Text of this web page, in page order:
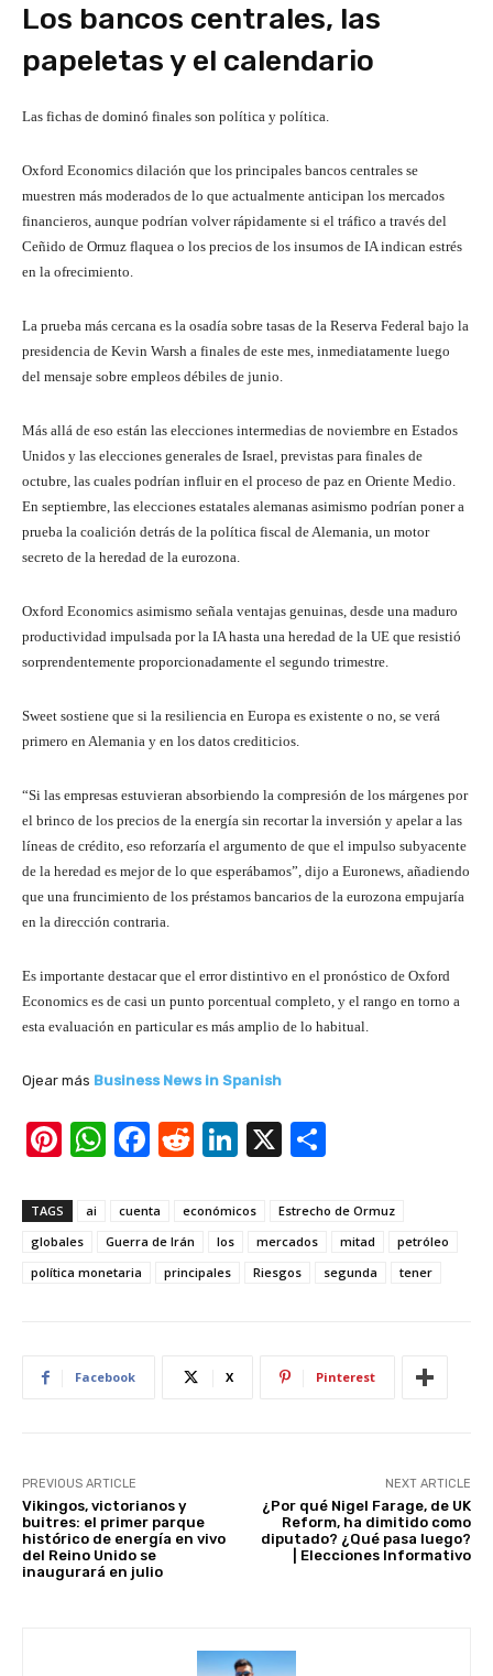
Los bancos centrales, las
papeletas y el calendario
Las fichas de dominó finales son política y política.
Oxford Economics dilación que los principales bancos centrales se
muestren más moderados de lo que actualmente anticipan los mercados
financieros, aunque podrían volver rápidamente si el tráfico a través del
Ceñido de Ormuz flaquea o los precios de los insumos de IA indican estrés
en la ofrecimiento.
La prueba más cercana es la osadía sobre tasas de la Reserva Federal bajo la
presidencia de Kevin Warsh a finales de este mes, inmediatamente luego
del mensaje sobre empleos débiles de junio.
Más allá de eso están las elecciones intermedias de noviembre en Estados
Unidos y las elecciones generales de Israel, previstas para finales de
octubre, las cuales podrían influir en el proceso de paz en Oriente Medio.
En septiembre, las elecciones estatales alemanas asimismo podrían poner a
prueba la coalición detrás de la política fiscal de Alemania, un motor
secreto de la heredad de la eurozona.
Oxford Economics asimismo señala ventajas genuinas, desde una maduro
productividad impulsada por la IA hasta una heredad de la UE que resistió
sorprendentemente proporcionadamente el segundo trimestre.
Sweet sostiene que si la resiliencia en Europa es existente o no, se verá
primero en Alemania y en los datos crediticios.
“Si las empresas estuvieran absorbiendo la compresión de los márgenes por
el brinco de los precios de la energía sin recortar la inversión y apelar a las
líneas de crédito, eso reforzaría el argumento de que el impulso subyacente
de la heredad es mejor de lo que esperábamos”, dijo a Euronews, añadiendo
que una fruncimiento de los préstamos bancarios de la eurozona empujaría
en la dirección contraria.
Es importante destacar que el error distintivo en el pronóstico de Oxford
Economics es de casi un punto porcentual completo, y el rango en torno a
esta evaluación en particular es más amplio de lo habitual.
Ojear más Business News in Spanish
Pi
er
e
st
W
at
s
A
F
c
e
b
R
d
di
t
Li
k
e
dI
X
ar
e
TAGS ai cuenta económicos
Estrecho de Ormuz
globales
Guerra de Irán los mercados mitad
petróleo
política monetaria
principales Riesgos segunda tener
Facebook X Pinterest
PREVIOUS ARTICLE
Vikingos, victorianos y
buitres: el primer parque
histórico de energía en vivo
del Reino Unido se
inaugurará en julio
NEXT ARTICLE
¿Por qué Nigel Farage, de UK
Reform, ha dimitido como
diputado? ¿Qué pasa luego?
| Elecciones Informativo